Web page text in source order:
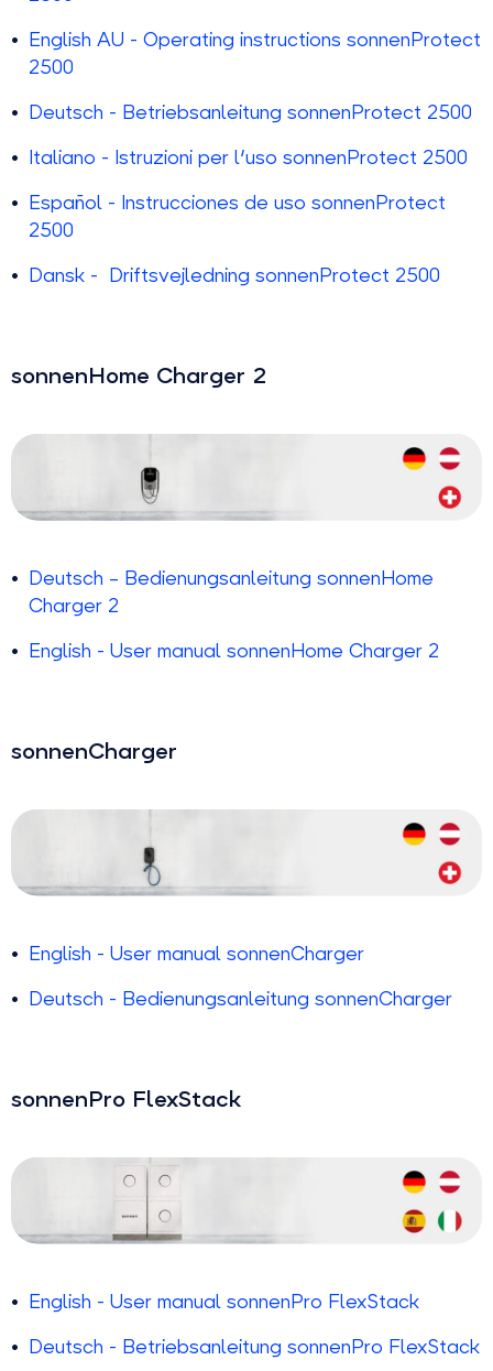
English AU - Operating instructions sonnenProtect
2500
Deutsch - Betriebsanleitung sonnenProtect 2500
Italiano - Istruzioni per l'uso sonnenProtect 2500
Español - Instrucciones de uso sonnenProtect
2500
Dansk - Driftsvejledning sonnenProtect 2500
sonnenHome Charger 2
Deutsch – Bedienungsanleitung sonnenHome
Charger 2
English - User manual sonnenHome Charger 2
sonnenCharger
English - User manual sonnenCharger
Deutsch - Bedienungsanleitung sonnenCharger
sonnenPro FlexStack
English - User manual sonnenPro FlexStack
Deutsch - Betriebsanleitung sonnenPro FlexStack